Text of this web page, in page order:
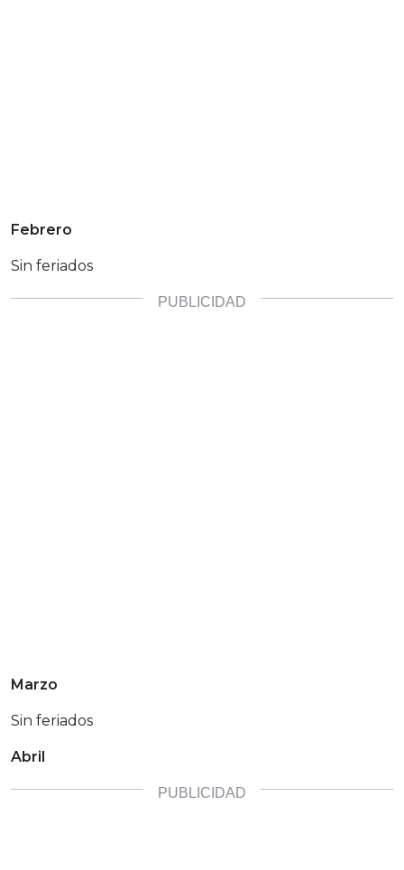
Febrero
Sin feriados
Marzo
Sin feriados
Abril